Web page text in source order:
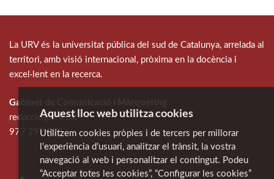
La URV és la universitat pública del sud de Catalunya, arrelada al
territori, amb visió internacional, pròxima en la docència i
excel·lent en la recerca.
Gabinet de Comunicació i Màrqueting
redaccio@urv.cat
977 297 975
Aquest lloc web utilitza cookies
Utilitzem cookies pròpies i de tercers per millorar
l’experiència d’usuari, analitzar el trànsit, la vostra
navegació al web i personalitzar el contingut. Podeu
“Acceptar totes les cookies”, “Configurar les cookies”